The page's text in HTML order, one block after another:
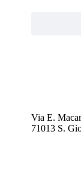
Via E.
71013 S.